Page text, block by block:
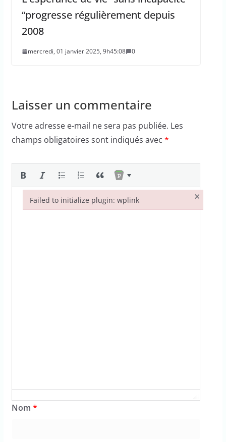
“progresse régulièrement depuis
2008
mercredi, 01 janvier 2025, 9h45:08 0
Laisser un commentaire
Votre adresse e-mail ne sera pas publiée. Les
champs obligatoires sont indiqués avec *
Nom *
Failed to initialize plugin: wplink ×
Failed to initialize plugin: wplink